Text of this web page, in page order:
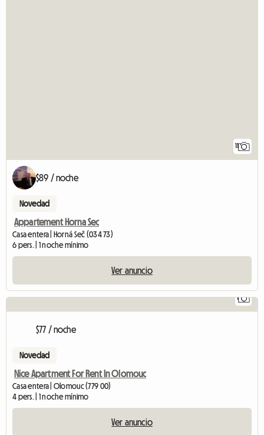
11
$89 / noche
Novedad
Appartement Horna Sec
Casa entera | Horná Seč (034 73)
6 pers. | 1 noche mínimo
Ver anuncio
1
$77 / noche
Novedad
Nice Apartment For Rent In Olomouc
Casa entera | Olomouc (779 00)
4 pers. | 1 noche mínimo
Ver anuncio